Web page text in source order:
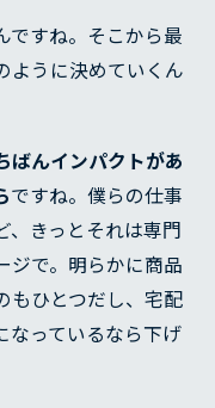
ですね。そこから最
ように決めていくん
ばんインパクトがあ
ですね。僕らの仕事
、きっとそれは専門
ジで。明らかに商品
もひとつだし、宅配
なっているなら下げ